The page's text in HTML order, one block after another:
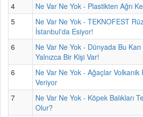
4
Ne Var Ne Yok - Plastikten Ağrı
5
Ne Var Ne Yok - TEKNOFEST
İstanbul'da Esiyor!
6
Ne Var Ne Yok - Dünyada Bu
Yalnızca Bir Kişi Var!
6
Ne Var Ne Yok - Ağaçlar Volkanik
Veriyor
7
Ne Var Ne Yok - Köpek Balıkları
Olur?